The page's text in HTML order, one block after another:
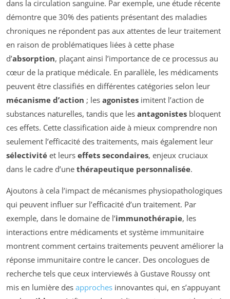
dans la circulation sanguine. Par exemple, une étude récente
démontre que 30% des patients présentant des maladies
chroniques ne répondent pas aux attentes de leur traitement
en raison de problématiques liées à cette phase
d’absorption, plaçant ainsi l’importance de ce processus au
cœur de la pratique médicale. En parallèle, les médicaments
peuvent être classifiés en différentes catégories selon leur
mécanisme d’action ; les agonistes imitent l’action de
substances naturelles, tandis que les antagonistes bloquent
ces effets. Cette classification aide à mieux comprendre non
seulement l’efficacité des traitements, mais également leur
sélectivité et leurs effets secondaires, enjeux cruciaux
dans le cadre d’une thérapeutique personnalisée.
Ajoutons à cela l’impact de mécanismes physiopathologiques
qui peuvent influer sur l’efficacité d’un traitement. Par
exemple, dans le domaine de l’immunothérapie, les
interactions entre médicaments et système immunitaire
montrent comment certains traitements peuvent améliorer la
réponse immunitaire contre le cancer. Des oncologues de
recherche tels que ceux interviewés à Gustave Roussy ont
mis en lumière des approches innovantes qui, en s’appuyant